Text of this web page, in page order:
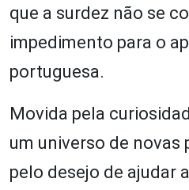
que a surdez não se
impedimento para o
portuguesa.
Movida pela
um universo de novas
pelo desejo de ajudar